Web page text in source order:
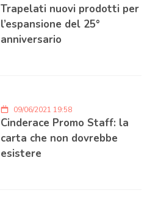
Trapelati nuovi prodotti per
l’espansione del 25°
anniversario
09/06/2021 19:58
Cinderace Promo Staff: la
carta che non dovrebbe
esistere